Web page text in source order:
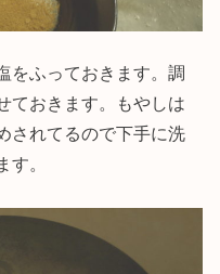
をふっておきます。調
ておきます。もやしは
されてるので下手に洗
す。